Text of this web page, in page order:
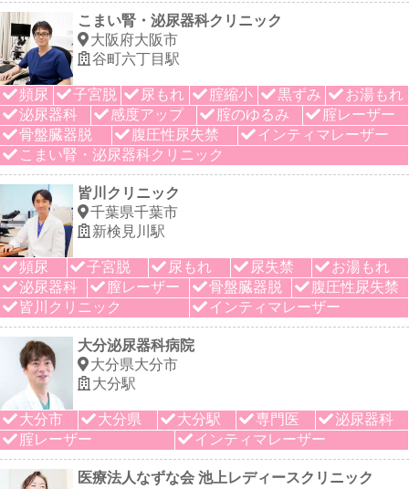
こまい腎・泌尿器科クリニック
大阪府大阪市
谷町六丁目駅
頻尿 子宮脱 尿もれ 腟縮小 黒ずみ
お湯もれ
泌尿器科
感度アップ 腟のゆるみ
腟レーザー
骨盤臓器脱
腹圧性尿失禁
インティマレーザー
こまい腎・泌尿器科クリニック
皆川クリニック
千葉県千葉市
新検見川駅
頻尿 子宮脱 尿もれ 尿失禁
お湯もれ
泌尿器科
膣レーザー 骨盤臓器脱
腹圧性尿失禁
皆川クリニック
インティマレーザー
大分泌尿器科病院
大分県大分市
大分駅
大分市 大分県 大分駅 専門医
泌尿器科
腟レーザー
インティマレーザー
医療法人なずな会 池上レディースクリニック